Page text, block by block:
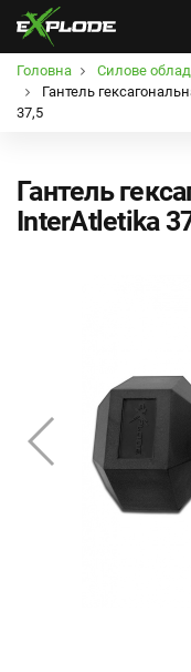
Головна Силове
Гантель
37,5
Гантель
InterAtletika